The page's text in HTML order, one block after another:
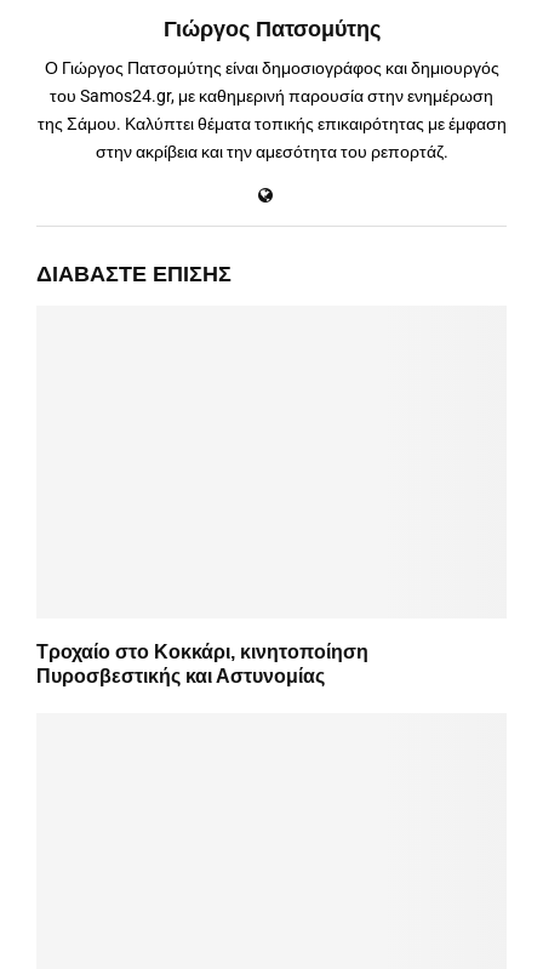
Γιώργος Πατσομύτης
Ο Γιώργος Πατσομύτης είναι δημοσιογράφος και δημιουργός
του Samos24.gr, με καθημερινή παρουσία στην ενημέρωση
της Σάμου. Καλύπτει θέματα τοπικής επικαιρότητας με έμφαση
στην ακρίβεια και την αμεσότητα του ρεπορτάζ.
ΔΙΑΒΆΣΤΕ ΕΠΊΣΗΣ
Τροχαίο στο Κοκκάρι, κινητοποίηση
Πυροσβεστικής και Αστυνομίας